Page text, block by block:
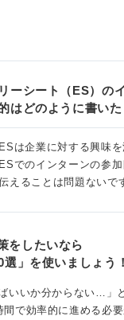
い。
ーシート（ES）の
はどのように書い
は企業に対する興味
でのインターンの参加
えることは問題ないで
をしたいなら
選」を使いましょう！
いいか分からない…」
間で効率的に進める必